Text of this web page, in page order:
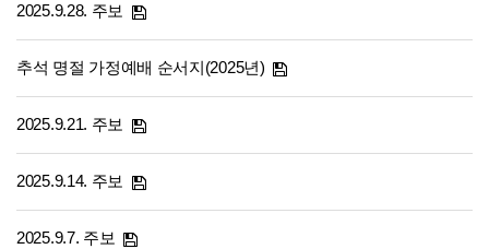
2025.9.28. 주보
추석 명절 가정예배 순서지(2025년)
2025.9.21. 주보
2025.9.14. 주보
2025.9.7. 주보